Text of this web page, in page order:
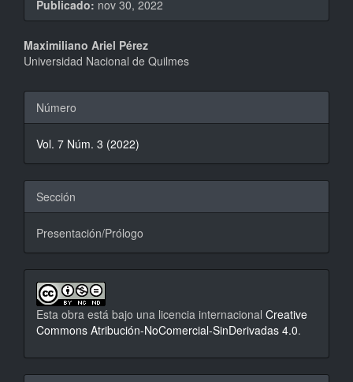
Publicado: nov 30, 2022
Contenido
principal
del
artículo
Maximiliano Ariel Pérez
Universidad Nacional de Quilmes
Detalles
del
artículo
Número
Vol. 7 Núm. 3 (2022)
Sección
Presentación/Prólogo
Esta obra está bajo una licencia internacional Creative
Commons Atribución-NoComercial-SinDerivadas 4.0.